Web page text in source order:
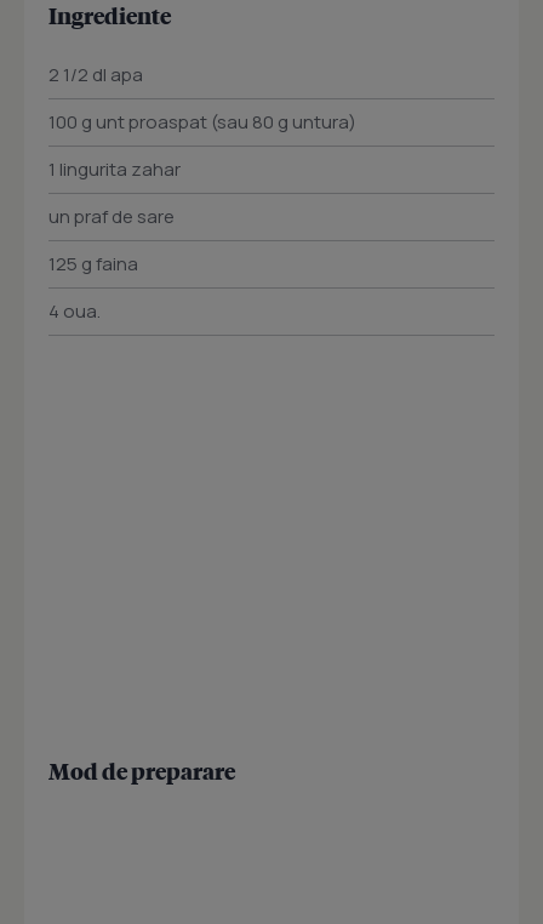
Ingrediente
2 1/2 dl apa
100 g unt proaspat (sau 80 g untura)
1 lingurita zahar
un praf de sare
125 g faina
4 oua.
Mod de preparare